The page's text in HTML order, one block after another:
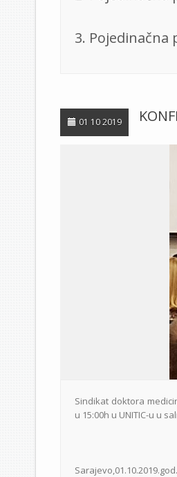
3. Pojedinačna
01 10 2019
Sindikat doktora
u 15:00h u UNITIC-u u